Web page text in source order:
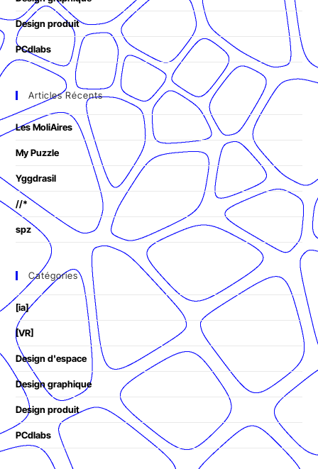
Design produit
PCdlabs
Articles Récents
Les MoliAires
My Puzzle
Yggdrasil
//*
spz
Catégories
[ia]
[VR]
Design d'espace
Design graphique
Design produit
PCdlabs